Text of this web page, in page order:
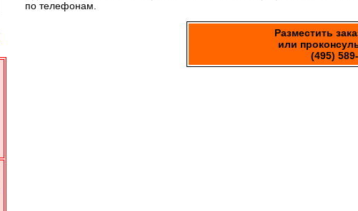
по телефонам.
Разместить
или
(495)